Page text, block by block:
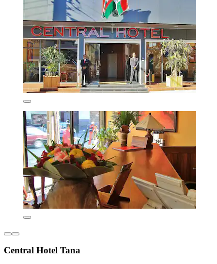
Central Hotel Tana